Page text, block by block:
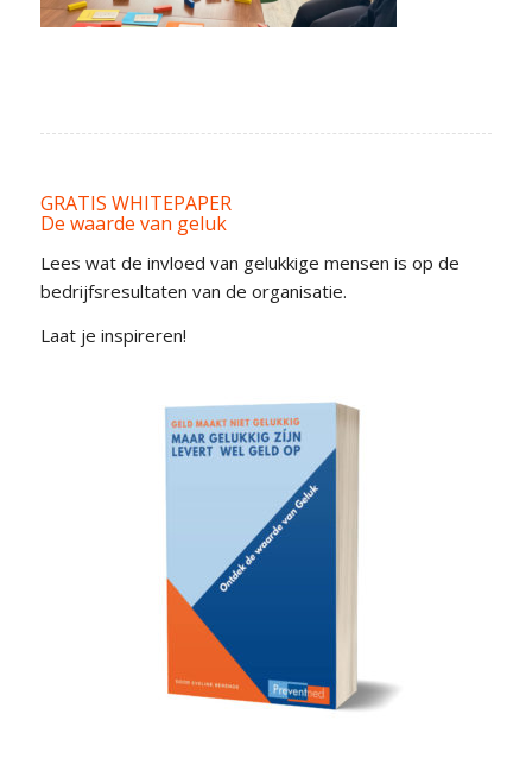
GRATIS WHITEPAPER
De waarde van geluk
Lees wat de invloed van gelukkige mensen is op de
bedrijfsresultaten van de organisatie.
Laat je inspireren!